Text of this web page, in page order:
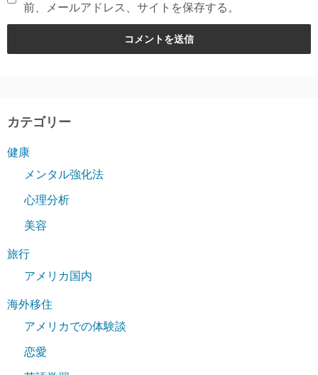
前、メールアドレス、サイトを保存する。
カテゴリー
健康
メンタル強化法
心理分析
美容
旅行
アメリカ国内
海外移住
アメリカでの体験談
恋愛